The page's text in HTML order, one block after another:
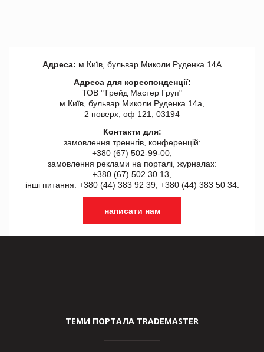
Адреса: м.Київ, бульвар Миколи Руденка 14А
Адреса для кореспонденції:
ТОВ "Tрейд Мастер Груп"
м.Київ, бульвар Миколи Руденка 14а,
2 поверх, оф 121, 03194
Контакти для:
замовлення треннгів, конференцій:
+380 (67) 502-99-00,
замовлення реклами на порталі, журналах:
+380 (67) 502 30 13,
інші питання: +380 (44) 383 92 39, +380 (44) 383 50 34.
написати нам
ТЕМИ ПОРТАЛА TRADEMASTER